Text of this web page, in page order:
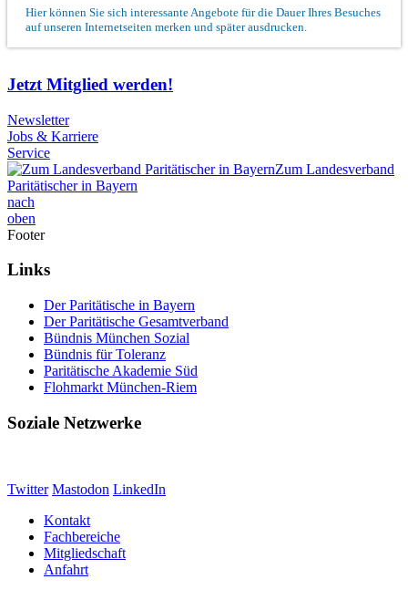
Hier können Sie sich interessante Angebote für die Dauer Ihres Besuches
auf unseren Internetseiten merken und später ausdrucken.
Jetzt Mitglied werden!
Newsletter
Jobs & Karriere
Service
Zum Landesverband
Paritätischer in Bayern
nach
oben
Footer
Links
Der Paritätische in Bayern
Der Paritätische Gesamtverband
Bündnis München Sozial
Bündnis für Toleranz
Paritätische Akademie Süd
Flohmarkt München-Riem
Soziale Netzwerke
Twitter Mastodon LinkedIn
Kontakt
Fachbereiche
Mitgliedschaft
Anfahrt